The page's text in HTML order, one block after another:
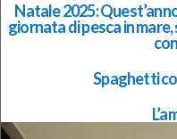
Natale 2025:
giornata di pesca in
Spaghetti